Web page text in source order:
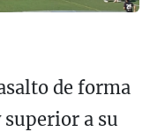
de forma
a su